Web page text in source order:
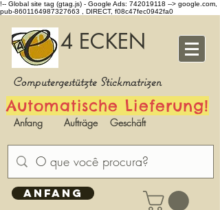
!-- Global site tag (gtag.js) - Google Ads: 742019118 --> google.com,
pub-8601164987327663 , DIRECT, f08c47fec0942fa0
4 ECKEN
Computergestützte Stickmatrizen
Automatische Lieferung!
Anfang Aufträge Geschäft
ANFANG